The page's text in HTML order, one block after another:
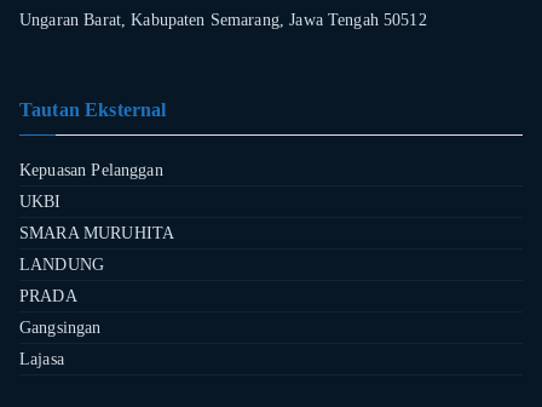
Ungaran Barat, Kabupaten Semarang, Jawa Tengah 50512
Tautan Eksternal
Kepuasan Pelanggan
UKBI
SMARA MURUHITA
LANDUNG
PRADA
Gangsingan
Lajasa